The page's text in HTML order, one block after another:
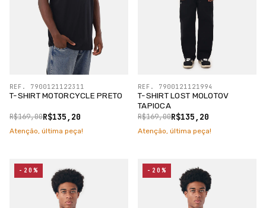
T-SHIRT MOTORCYCLE PRETO
R$135,20
R$169,00
REF. 7900121122311
Atenção, última peça!
T-SHIRT LOST MOLOTOV
TAPIOCA
R$135,20
R$169,00
REF. 7900121121994
Atenção, última peça!
-20% -20%